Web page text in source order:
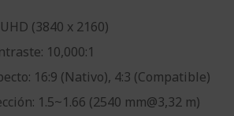
(3840 x 2160)
10,000:1
16:9 (Nativo), 4:3 (Compatible)
1.5~1.66 (2540 mm@3,32 m)